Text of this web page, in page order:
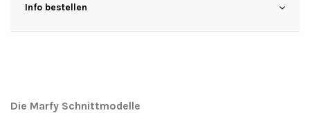
Info bestellen
Die Marfy Schnittmodelle